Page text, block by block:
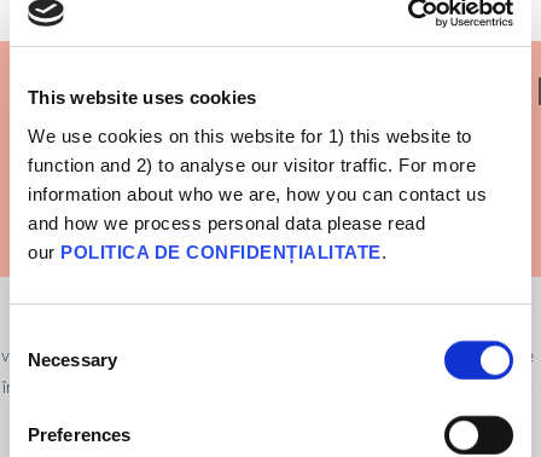
This website uses cookies
We use cookies on this website for 1) this website to
function and 2) to analyse our visitor traffic. For more
information about who we are, how you can contact us
and how we process personal data please read
our POLITICA DE CONFIDENȚIALITATE.
Selection
Necessary
Preferences
Există vreun adevăr în ea?
vaccinurile nu sunt disponibile, acestea reprezintă singura linie de apărare
împotriva bolilor infecțioase. Este cu siguranță important să recunoaștem